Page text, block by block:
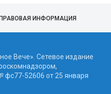
ИНФОРМАЦИЯ
Вече». Сетевое издание
фc77-52606 от 25 января